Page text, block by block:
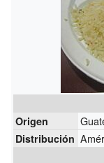
Origen
Distribución